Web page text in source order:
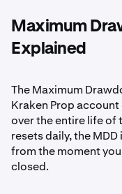
Maximum
Explained
The Maximum
Kraken Prop
over the entire life of
resets daily, the
from the moment
closed.